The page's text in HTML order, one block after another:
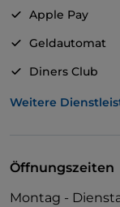
Apple Pay
Geldautomat
Diners Club
Mastercard
Weitere
Öffnungszeiten
Montag -